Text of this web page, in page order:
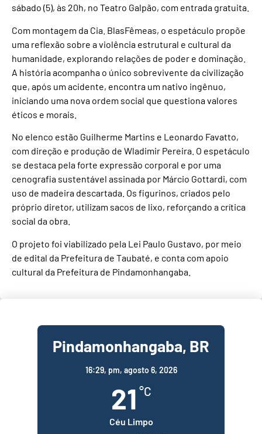
sábado (5), às 20h, no Teatro Galpão, com entrada gratuita.
Com montagem da Cia. BlasFêmeas, o espetáculo propõe
uma reflexão sobre a violência estrutural e cultural da
humanidade, explorando relações de poder e dominação.
A história acompanha o único sobrevivente da civilização
que, após um acidente, encontra um nativo ingênuo,
iniciando uma nova ordem social que questiona valores
éticos e morais.
No elenco estão Guilherme Martins e Leonardo Favatto,
com direção e produção de Wladimir Pereira. O espetáculo
se destaca pela forte expressão corporal e por uma
cenografia sustentável assinada por Márcio Gottardi, com
uso de madeira descartada. Os figurinos, criados pelo
próprio diretor, utilizam sacos de lixo, reforçando a crítica
social da obra.
O projeto foi viabilizado pela Lei Paulo Gustavo, por meio
de edital da Prefeitura de Taubaté, e conta com apoio
cultural da Prefeitura de Pindamonhangaba.
Pindamonhangaba, BR
16:29, pm, agosto 6, 2026
21 °C
Céu Limpo